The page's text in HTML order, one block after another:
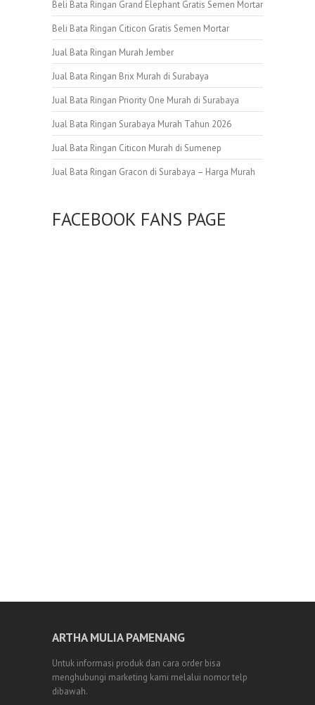
Beli Bata Ringan Grand Elephant Gratis Semen Mortar
Beli Bata Ringan Citicon Gratis Semen Mortar
Jual Bata Ringan Murah Jember
Jual Bata Ringan Brix Murah di Surabaya
Jual Bata Ringan Priority One Murah di Surabaya
Jual Bata Ringan Surabaya Murah Tahun 2026
Jual Bata Ringan Citicon Murah di Sumenep
Jual Bata Ringan Gracon di Surabaya – Harga Murah
FACEBOOK FANS PAGE
ARTHA MULIA PAMENANG
Untuk informasi produk dan cara order bisa
menghubungi marketing kami melalui nomor telp
dibawah.